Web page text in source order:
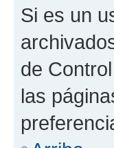
Si es un
de
las